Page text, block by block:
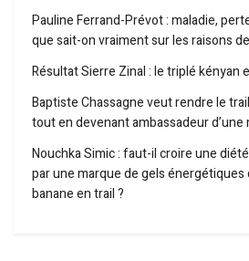
Pauline Ferrand-Prévot : maladie,
que sait-on vraiment sur les raisons
Résultat Sierre Zinal : le triplé kényan
Baptiste Chassagne veut rendre le
tout en devenant ambassadeur d’une
Nouchka Simic : faut-il croire une
par une marque de gels énergétiques
banane en trail ?